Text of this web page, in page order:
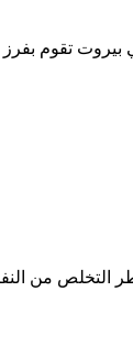
ورغبتهم في إعادة تدوير النفايات وهناك أكثر من 50 بلدية
التخلص من